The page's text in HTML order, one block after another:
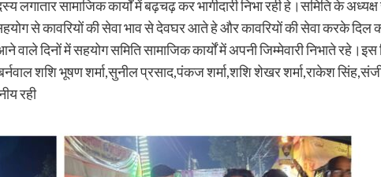
सामाजिक कार्यों में बढ़चढ़ कर भागीदारी निभा रही हे।समिति के अध्यक्ष
से कावरियों की सेवा भाव से देवघर आते हे और कावरियों की सेवा करके दिल
दिनों में सहयोग समिति सामाजिक कार्यों में अपनी जिम्मेवारी निभाते
शशि भूषण शर्मा,सुनील प्रसाद,पंकज शर्मा,शशि शेखर शर्मा,राकेश
रही